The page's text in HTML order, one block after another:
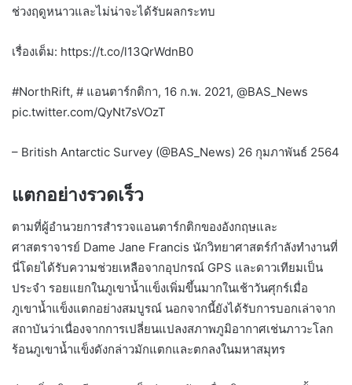
ช่วงฤดูหนาวและไม่น่าจะได้รับผลกระทบ
เรื่องเต็ม: https://t.co/l13QrWdnB0
#NorthRift, # แอนตาร์กติกา, 16 ก.พ. 2021, @BAS_News
pic.twitter.com/QyNt7sVOzT
– British Antarctic Survey (@BAS_News) 26 กุมภาพันธ์ 2564
แตกอย่างรวดเร็ว
ตามที่ผู้อำนวยการสำรวจแอนตาร์กติกของอังกฤษและ
ศาสตราจารย์ Dame Jane Francis นักวิทยาศาสตร์กำลังทำงานที่
นี่โดยได้รับความช่วยเหลือจากอุปกรณ์ GPS และดาวเทียมเป็น
ประจำ รอยแยกในภูเขาน้ำแข็งเพิ่มขึ้นมากในเช้าวันศุกร์เมื่อ
ภูเขาน้ำแข็งแตกอย่างสมบูรณ์ นอกจากนี้ยังได้รับการบอกเล่าจาก
สถาบันว่าเนื่องจากการเปลี่ยนแปลงสภาพภูมิอากาศเช่นภาวะโลก
ร้อนภูเขาน้ำแข็งดังกล่าวมักแตกและตกลงในมหาสมุทร